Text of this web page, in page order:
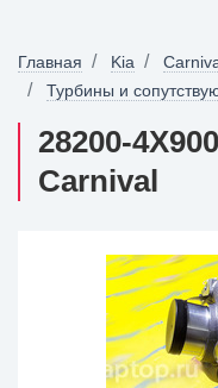
Главная Kia
Турбины и
28200-
Carnival